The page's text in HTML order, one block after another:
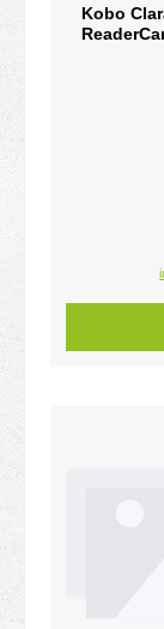
Kobo